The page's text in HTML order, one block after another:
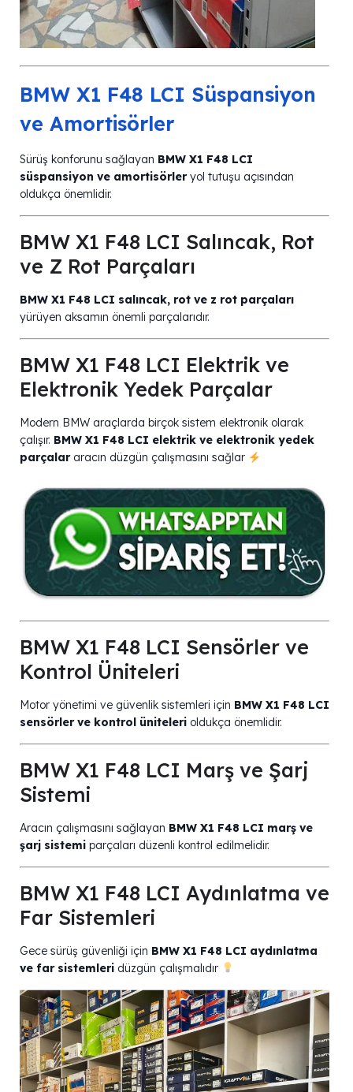
BMW X1 F48 LCI Süspansiyon
ve Amortisörler
Sürüş konforunu sağlayan BMW X1 F48 LCI
süspansiyon ve amortisörleryol tutuşu açısından
oldukça önemlidir.
BMW X1 F48 LCI Salıncak, Rot
ve Z Rot Parçaları
BMW X1 F48 LCI salıncak, rot ve z rot parçaları
yürüyen aksamın önemli parçalarıdır.
BMW X1 F48 LCI Elektrik ve
Elektronik Yedek Parçalar
Modern BMW araçlarda birçok sistem elektronik olarak
çalışır. BMW X1 F48 LCI elektrik ve elektronik yedek
parçalararacın düzgün çalışmasını sağlar
BMW X1 F48 LCI Sensörler ve
Kontrol Üniteleri
Motor yönetimi ve güvenlik sistemleri için BMW X1 F48 LCI
sensörler ve kontrol üniteleri oldukça önemlidir.
BMW X1 F48 LCI Marş ve Şarj
Sistemi
Aracın çalışmasını sağlayan BMW X1 F48 LCI marş ve
şarj sistemi parçaları düzenli kontrol edilmelidir.
BMW X1 F48 LCI Aydınlatma ve
Far Sistemleri
Gece sürüş güvenliği için BMW X1 F48 LCI aydınlatma
ve far sistemleri düzgün çalışmalıdır